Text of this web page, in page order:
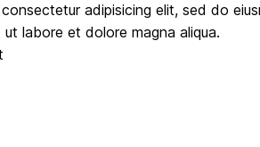
adipisicing elit, sed do
labore et dolore magna aliqua.